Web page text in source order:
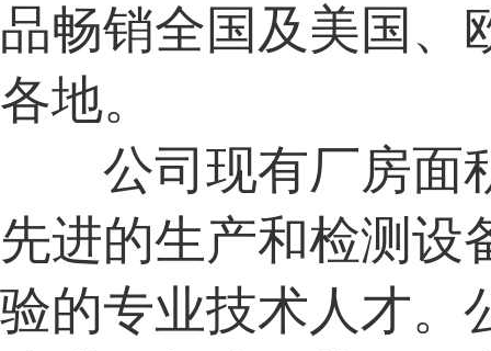
品畅销全国及美国、
各地。
公司现有厂房面
先进的生产和检测设
验的专业技术人才。